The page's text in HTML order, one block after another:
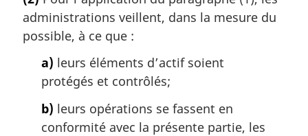
t
e
m
administrations veillent, dans la mesure du
possible, à ce que :
a) leurs éléments d’actif soient
protégés et contrôlés;
b) leurs opérations se fassent en
conformité avec la présente partie, les